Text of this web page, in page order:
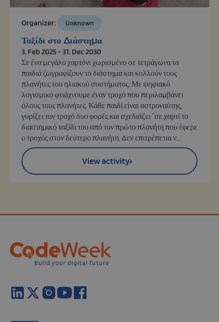
Organizer: Unknown
Ταξίδι στο Διάστημα
3, Feb 2025 - 31, Dec 2030
Σε ένα μεγάλο χαρτόνι χωρισμένο σε τετράγωνα τα
παιδιά ζωγραφίζουν το διάστημα και κολλούν τους
πλανήτες του ηλιακού συστήματος. Με ψηφιακό
λογισμικό φτιάχνουμε έναν τροχό που περιλαμβάνει
όλους τους πλανήτες. Κάθε παιδί είναι αστροναύτης,
γυρίζει τον τροχό δυο φορές και σχεδιάζει ΄σε χαρτί το
διαστημικό ταξίδι του από τον πρώτο πλανήτη που έφερε
ο τροχός στον δεύτερο πλανήτη. Δεν επιτρέπεται ν...
View activity